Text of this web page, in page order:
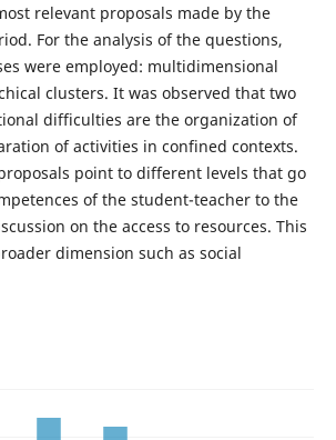
relevant proposals made by the
For the analysis of the questions,
were employed: multidimensional
clusters. It was observed that two
difficulties are the organization of
of activities in confined contexts.
point to different levels that go
of the student-teacher to the
on the access to resources. This
dimension such as social